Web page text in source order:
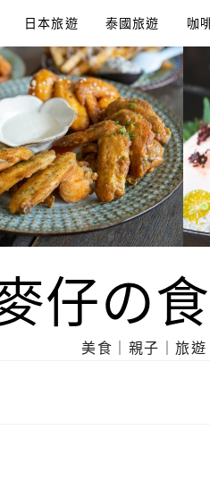
日本旅遊 泰國旅遊 咖
仔の
美食｜親子｜旅遊